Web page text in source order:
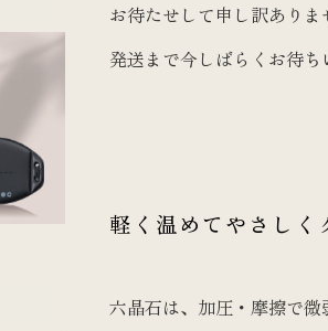
お待たせして申し訳あり
発送まで今しばらくお待ち
軽く温めてやさしく
六晶石は、加圧・摩擦で微